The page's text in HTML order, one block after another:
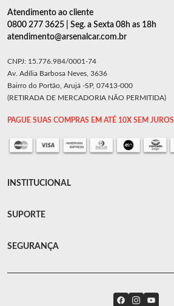
Atendimento ao cliente
0800 277 3625 | Seg. a Sexta 08h as 18h
atendimento@arsenalcar.com.br
CNPJ: 15.776.984/0001-74
Av. Adília Barbosa Neves, 3636
Bairro do Portão, Arujá -SP, 07413-000
(RETIRADA DE MERCADORIA NÃO PERMITIDA)
PAGUE SUAS COMPRAS EM ATÉ 10X SEM JUROS
INSTITUCIONAL
SUPORTE
SEGURANÇA